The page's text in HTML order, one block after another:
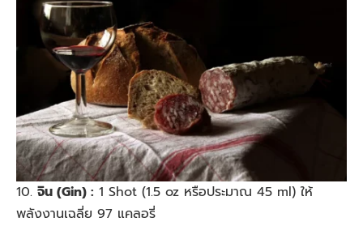
10. จิน (Gin) : 1 Shot (1.5 oz หรือประมาณ 45 ml) ให้
พลังงานเฉลี่ย 97 แคลอรี่